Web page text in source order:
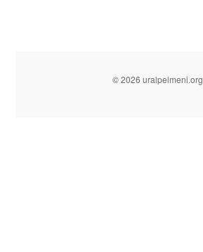
© 2026 uralpelmeni.org